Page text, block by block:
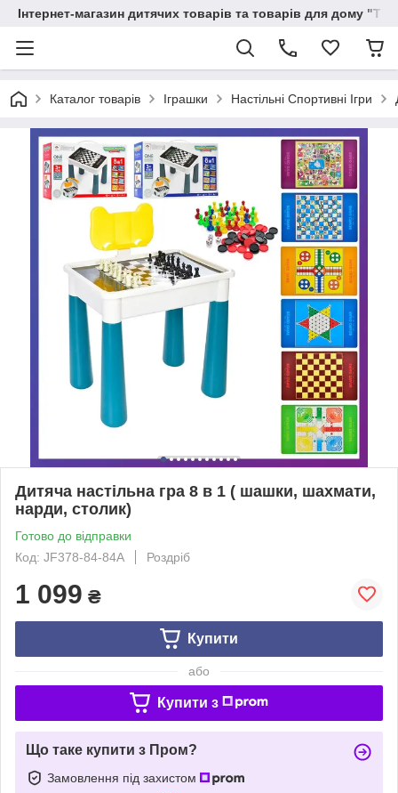
Інтернет-магазин дитячих товарів та товарів для дому
Каталог товарів Іграшки Настільні Спортивні Ігри
Дитяча настільна гра 8 в 1 ( шашки, шахмати,
нарди, столик)
Готово до відправки
Код: JF378-84-84A
Роздріб
1 099 ₴
Купити
або
Купити з
Що таке купити з Пром?
Замовлення під захистом